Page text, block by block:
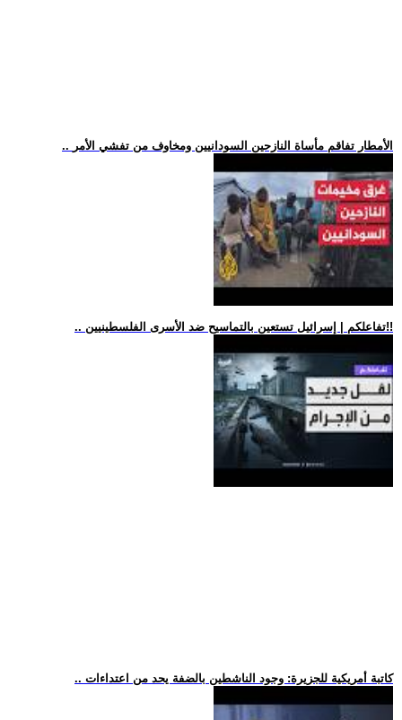
.. الأمطار تفاقم مأساة النازحين السودانيين ومخاوف من تفشي الأمر
.. تفاعلكم | إسرائيل تستعين بالتماسيح ضد الأسرى الفلسطينيين!!
.. كاتبة أمريكية للجزيرة: وجود الناشطين بالضفة يحد من اعتداءات